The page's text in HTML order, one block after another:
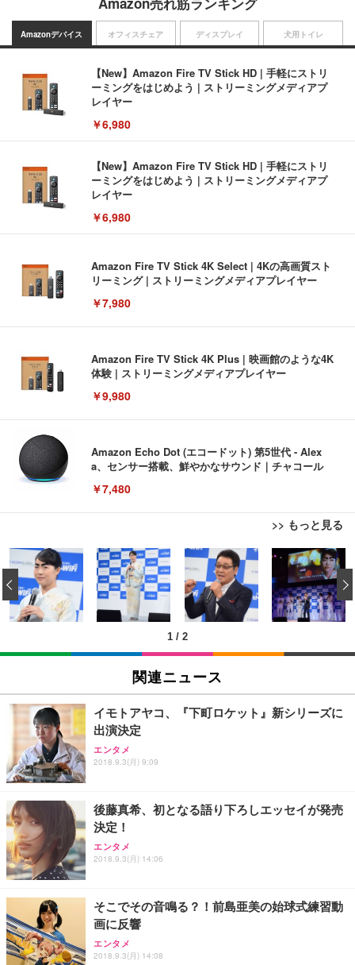
Amazonデバイス
【New】Amazon Fire TV Stick HD | 手軽にストリ
ーミングをはじめよう | ストリーミングメディアプ
レイヤー
￥6,980
【New】Amazon Fire TV Stick HD | 手軽にストリ
ーミングをはじめよう | ストリーミングメディアプ
レイヤー
￥6,980
Amazon Fire TV Stick 4K Select | 4Kの高画質スト
リーミング | ストリーミングメディアプレイヤー
￥7,980
Amazon Fire TV Stick 4K Plus | 映画館のような4K
体験 | ストリーミングメディアプレイヤー
￥9,980
Amazon Echo Dot (エコードット) 第5世代 - Alex
a、センサー搭載、鮮やかなサウンド｜チャコール
￥7,480
>> もっと見る
オフィスチェア
[EdoErgo] オフィスチェア 椅子 テレワーク 疲れな
い 跳ね上げ式アームレスト コンパクト 約105度ロッ
キング pc 事務椅子 360度回転 座面昇降 強化ナイロ
ン樹脂ベース 通気性メッシュ 在宅ワーク H-WY01
(黒網+黒枠+黒足)
￥5,699
SIHOO B100 オフィスチェア／デスクチェア メッシ
ュチェア 人間工学 疲れない ブラック
￥27,999
Sezlife オフィスチェア デスクチェア 疲れない テレ
ワーク チェア 強化バックレスト 30度ロッキング機
能 人間工学 椅子 腰サポート 90度跳ね上げ式アーム
ョン PCチェア 通気性メッシュ ゲーミング/勉強/事
務用 おしゃれ パソコンチェア (ブラック)
Sezlife オフィスチェア デスクチェア 疲れない テレ
ワーク チェア 強化バックレスト 30度ロッキング機
能 人間工学 椅子 腰サポート 90度跳ね上げ式アーム
務用 おしゃれ パソコンチェア (ホワイト)
ANDWINT オフィスチェア デスクチェア 肘なし メ
ッシュ 通気性 ランバーサポート付き 腰サポート ガ
ス圧無段階昇降 360度回転 キャスター付き コンパク
ディスプレイ
EIZO ビジネス向けプレミアムモニター | FlexScan
EV3240X-WT | 31.5型4K UHD・USB Type-C・ホワ
イト
￥105,595
EIZO ビジネス向けプレミアムモニター | FlexScan
￥109,572
【純正品】27"ゲーミングモニター DualSense 充電
フック付き（CFI-ZDM1J）
【整備済み品】Dell E2724HS 27インチ 液晶モニタ
ー フルHD（1920×1080）VA 非光沢 HDMI/DisplayP
ort/VGA スピーカー内蔵 高さ調整 スイベル VESA対
【MiniLED/24.5inch/280Hz/FHD】GRAPHT THE S
HOOTER Gaming Monitor 24” Essential ゲーミン
グモニター QD 24.5インチ 1ms FHD 量子ドット 残
犬用トイレ
Amazonベーシック ペットシーツ 薄型 レギュラー 1
回使い捨て 無香料 ホワイト 300枚
￥3,373
Amazonベーシック ペットシーツ 厚型 ワイド 42枚
x2袋(84枚) ホワイト(吸収面:ライトブルー)
￥3,234
ネオ・ルーライフ ネオ・オムツ L 中型犬用 26枚入
り 単品
Smart Basic(スマートベーシック) 【Amazon.co.jp
限定】 Smart Basic アイリスオーヤマ ペットシーツ
超厚型 お徳用 ワイド 100枚入 (x 1) (ケース販売)
アイリスオーヤマ ペットシーツ 超厚型 お徳用 レギ
ュラー 200枚入【Amazon.co.jp限定】
1 / 2
‹
関連ニュース
イモトアヤコ、『下町ロケット』新シリーズに
出演決定
エンタメ
2018.9.3(月) 9:09
後藤真希、初となる語り下ろしエッセイが発売
決定！
エンタメ
2018.9.3(月) 14:06
そこでその音鳴る？！前島亜美の始球式練習動
画に反響
エンタメ
2018.9.3(月) 14:08